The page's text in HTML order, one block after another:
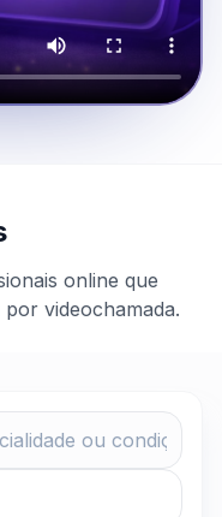
online que
videochamada.